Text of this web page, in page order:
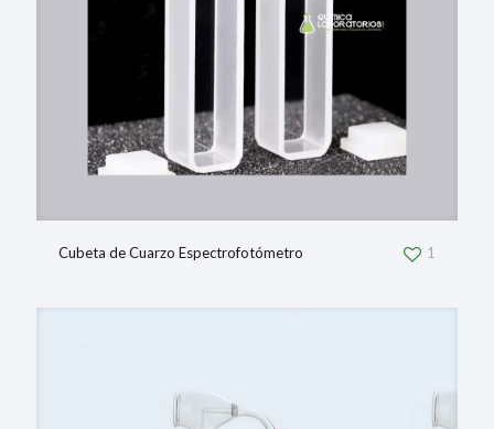
Cubeta de Cuarzo Espectrofotómetro 1